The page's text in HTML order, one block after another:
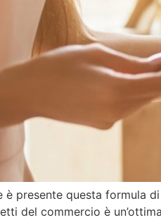
è presente questa formula
del commercio è